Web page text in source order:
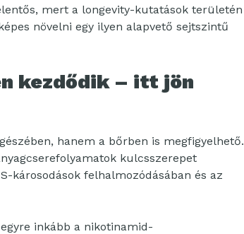
mert a longevity-kutatások területén
növelni egy ilyen alapvető sejtszintű
kezdődik – itt jön
hanem a bőrben is megfigyelhető.
kulcsszerepet
károsodások felhalmozódásában és az
inkább a nikotinamid-